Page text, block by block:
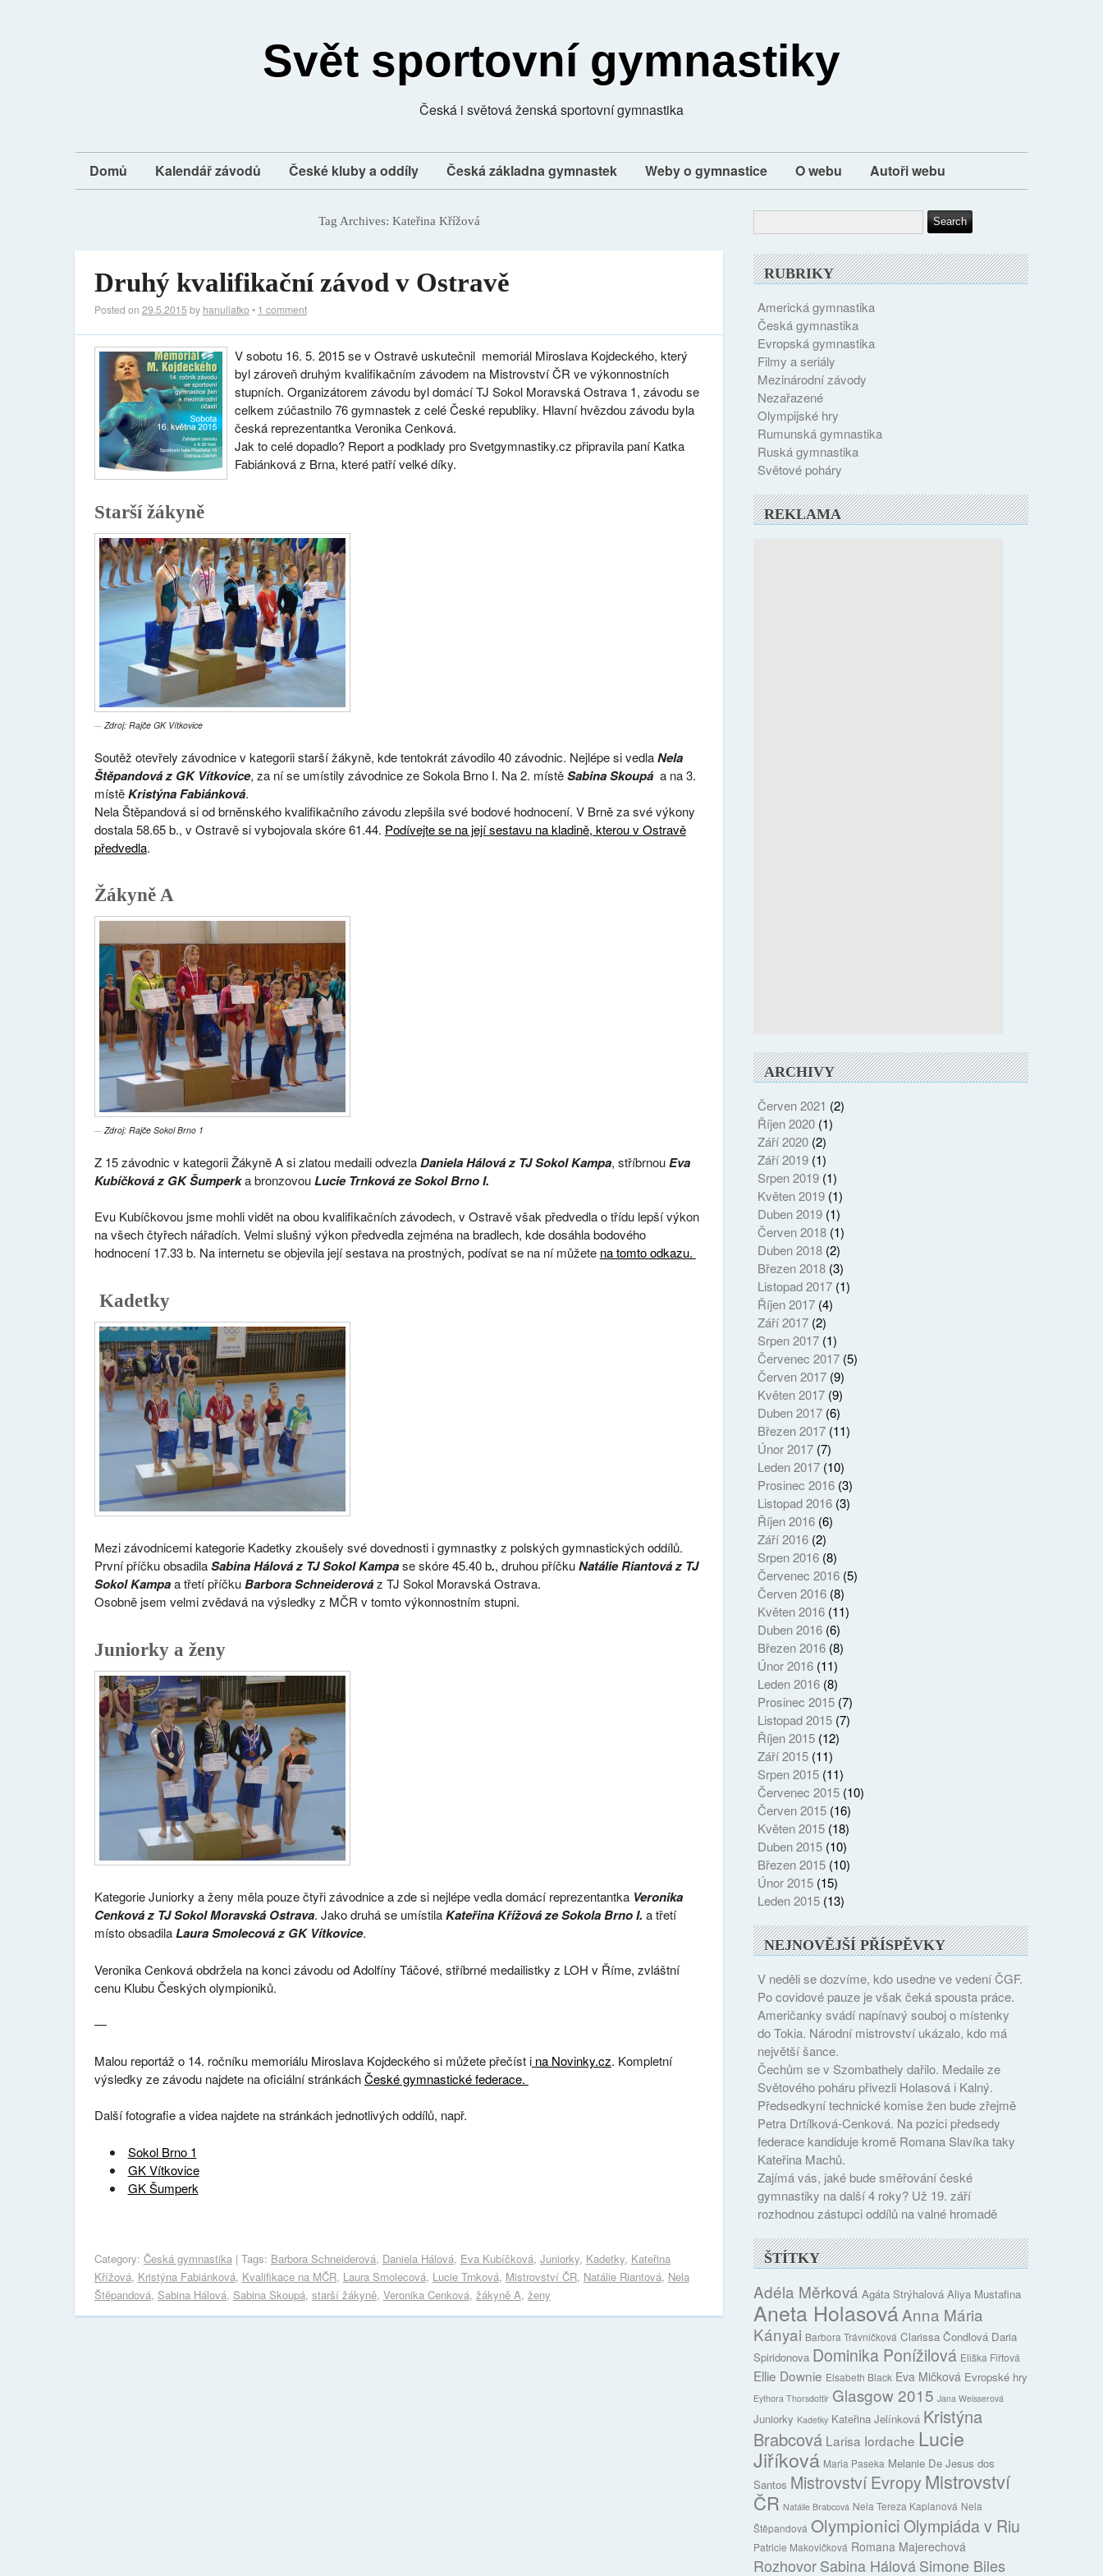
Svět sportovní gymnastiky
Česká i světová ženská sportovní gymnastika
Domů Kalendář závodů České kluby a oddíly Česká základna gymnastek Weby o gymnastice O webu Autoři webu
Tag Archives: Kateřina Křížová
Druhý kvalifikační závod v Ostravě
Posted on 29.5.2015 by hanuliatko • 1 comment
V sobotu 16. 5. 2015 se v Ostravě uskutečnil memoriál Miroslava Kojdeckého, který
byl zároveň druhým kvalifikačním závodem na Mistrovství ČR ve výkonnostních
stupních. Organizátorem závodu byl domácí TJ Sokol Moravská Ostrava 1, závodu se
celkem zúčastnilo 76 gymnastek z celé České republiky. Hlavní hvězdou závodu byla
česká reprezentantka Veronika Cenková.
Jak to celé dopadlo? Report a podklady pro Svetgymnastiky.cz připravila paní Katka
Fabiánková z Brna, které patří velké díky.
Starší žákyně
Zdroj: Rajče GK Vítkovice
Soutěž otevřely závodnice v kategorii starší žákyně, kde tentokrát závodilo 40 závodnic. Nejlépe si vedlaNela
Štěpandová z GK Vítkovice, za ní se umístily závodnice ze Sokola Brno I. Na 2. místěSabina Skoupáa na 3.
místěKristýna Fabiánková.
Nela Štěpandová si od brněnského kvalifikačního závodu zlepšila své bodové hodnocení. V Brně za své výkony
dostala 58.65 b., v Ostravě si vybojovala skóre 61.44. Podívejte se na její sestavu na kladině, kterou v Ostravě
předvedla.
Žákyně A
Zdroj: Rajče Sokol Brno 1
Z 15 závodnic v kategorii Žákyně A si zlatou medaili odvezlaDaniela Hálová z TJ Sokol Kampa, stříbrnouEva
Kubíčková z GK Šumperka bronzovouLucie Trnková ze Sokol Brno I.
Evu Kubíčkovou jsme mohli vidět na obou kvalifikačních závodech, v Ostravě však předvedla o třídu lepší výkon
na všech čtyřech nářadích. Velmi slušný výkon předvedla zejména na bradlech, kde dosáhla bodového
hodnocení 17.33 b. Na internetu se objevila její sestava na prostných, podívat se na ní můžete na tomto odkazu.
Kadetky
Mezi závodnicemi kategorie Kadetky zkoušely své dovednosti i gymnastky z polských gymnastických oddílů.
První příčku obsadilaSabinaHálová z TJ Sokol Kampase skóre 45.40 b., druhou příčkuNatálie Riantová z TJ
Sokol Kampaa třetí příčkuBarbora Schneiderováz TJ Sokol Moravská Ostrava.
Osobně jsem velmi zvědavá na výsledky z MČR v tomto výkonnostním stupni.
Juniorky a ženy
Kategorie Juniorky a ženy měla pouze čtyři závodnice a zde si nejlépe vedla domácí reprezentantka Veronika
Cenková z TJ Sokol Moravská Ostrava. Jako druhá se umístilaKateřina Křížová ze Sokola Brno I. a třetí
místo obsadilaLaura Smolecová z GK Vítkovice.
Veronika Cenková obdržela na konci závodu od Adolfíny Táčové, stříbrné medailistky z LOH v Říme, zvláštní
cenu Klubu Českých olympioniků.
—
Malou reportáž o 14. ročníku memoriálu Miroslava Kojdeckého si můžete přečíst ina Novinky.cz. Kompletní
výsledky ze závodu najdete na oficiální stránkáchČeské gymnastické federace.
Další fotografie a videa najdete na stránkách jednotlivých oddílů, např.
Sokol Brno 1
GK Vítkovice
GK Šumperk
Category: Česká gymnastika| Tags: Barbora Schneiderová, Daniela Hálová, Eva Kubíčková, Juniorky, Kadetky, Kateřina
Křížová, Kristýna Fabiánková, Kvalifikace na MČR, Laura Smolecová, Lucie Trnková, Mistrovství ČR, Natálie Riantová, Nela
Štěpandová, Sabina Hálová, Sabina Skoupá, starší žákyně, Veronika Cenková, žákyně A, ženy
RUBRIKY
Americká gymnastika
Česká gymnastika
Evropská gymnastika
Filmy a seriály
Mezinárodní závody
Nezařazené
Olympijské hry
Rumunská gymnastika
Ruská gymnastika
Světové poháry
REKLAMA
ARCHIVY
Červen 2021 (2)
Říjen 2020(1)
Září 2020(2)
Září 2019(1)
Srpen 2019(1)
Květen 2019(1)
Duben 2019(1)
Červen 2018(1)
Duben 2018(2)
Březen 2018(3)
Listopad 2017(1)
Říjen 2017(4)
Září 2017(2)
Srpen 2017(1)
Červenec 2017(5)
Červen 2017(9)
Květen 2017(9)
Duben 2017(6)
Březen 2017(11)
Únor 2017(7)
Leden 2017(10)
Prosinec 2016(3)
Listopad 2016(3)
Říjen 2016(6)
Září 2016(2)
Srpen 2016(8)
Červenec 2016(5)
Červen 2016(8)
Květen 2016(11)
Duben 2016(6)
Březen 2016(8)
Únor 2016(11)
Leden 2016(8)
Prosinec 2015(7)
Listopad 2015(7)
Říjen 2015(12)
Září 2015(11)
Srpen 2015(11)
Červenec 2015(10)
Červen 2015(16)
Květen 2015(18)
Duben 2015(10)
Březen 2015(10)
Únor 2015(15)
Leden 2015(13)
NEJNOVĚJŠÍ PŘÍSPĚVKY
V neděli se dozvíme, kdo usedne ve vedení ČGF.
Po covidové pauze je však čeká spousta práce.
Američanky svádí napínavý souboj o místenky
do Tokia. Národní mistrovství ukázalo, kdo má
největší šance.
Čechům se v Szombathely dařilo. Medaile ze
Světového poháru přivezli Holasová i Kalný.
Předsedkyní technické komise žen bude zřejmě
Petra Drtílková-Cenková. Na pozici předsedy
federace kandiduje kromě Romana Slavíka taky
Kateřina Machů.
Zajímá vás, jaké bude směřování české
gymnastiky na další 4 roky? Už 19. září
rozhodnou zástupci oddílů na valné hromadě
ŠTÍTKY
Adéla Měrková Agáta Strýhalová Aliya Mustafina
Aneta HolasováAnna Mária
Kányai Barbora Trávničková Clarissa Čondlová Daria
Spiridonova Dominika Ponížilová Eliška Fiřtová
Ellie Downie Elsabeth Black Eva Mičková Evropské hry
Eythora Thorsdottir Glasgow 2015 Jana Weisserová
Juniorky Kadetky Kateřina Jelínková Kristýna
Brabcová Larisa Iordache Lucie
Jiříková Maria Paseka Melanie De Jesus dos
Santos Mistrovství Evropy Mistrovství
ČR Natálie Brabcová Nela Tereza Kaplanová Nela
Štěpandová OlympioniciOlympiáda v Riu
Patricie Makovičková Romana Majerechová
RozhovorSabina HálováSimone Biles